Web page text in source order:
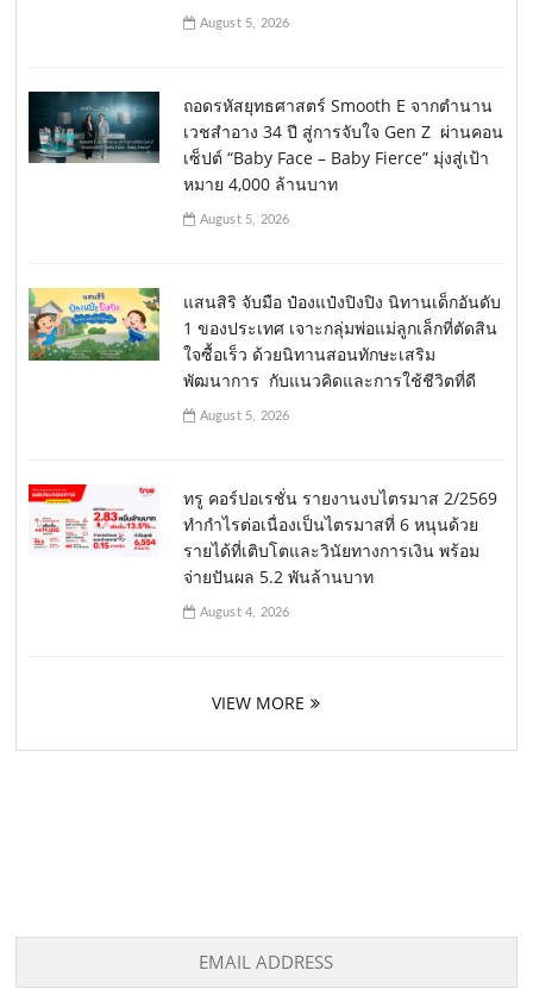
August 5, 2026
ถอดรหัสยุทธศาสตร์ Smooth E จากตำนาน
เวชสำอาง 34 ปี สู่การจับใจ Gen Z ผ่านคอน
เซ็ปต์ “Baby Face – Baby Fierce” มุ่งสู่เป้า
หมาย 4,000 ล้านบาท
August 5, 2026
แสนสิริ จับมือ ป๋องแป๋งปิงปิง นิทานเด็กอันดับ
1 ของประเทศ เจาะกลุ่มพ่อแม่ลูกเล็กที่ตัดสิน
ใจซื้อเร็ว ด้วยนิทานสอนทักษะเสริม
พัฒนาการ กับแนวคิดและการใช้ชีวิตที่ดี
August 5, 2026
ทรู คอร์ปอเรชั่น รายงานงบไตรมาส 2/2569
ทำกำไรต่อเนื่องเป็นไตรมาสที่ 6 หนุนด้วย
รายได้ที่เติบโตและวินัยทางการเงิน พร้อม
จ่ายปันผล 5.2 พันล้านบาท
August 4, 2026
VIEW MORE